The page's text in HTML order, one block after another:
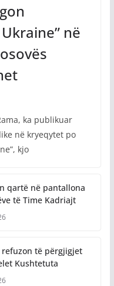
në
ka publikuar
në kryeqytet po
kjo
qartë në pantallona
të Time Kadriajt
refuzon të përgjigjet
Kushtetuta